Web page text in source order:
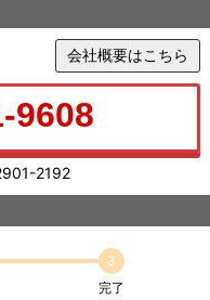
会社概要はこちら
9608
2192
3
完了